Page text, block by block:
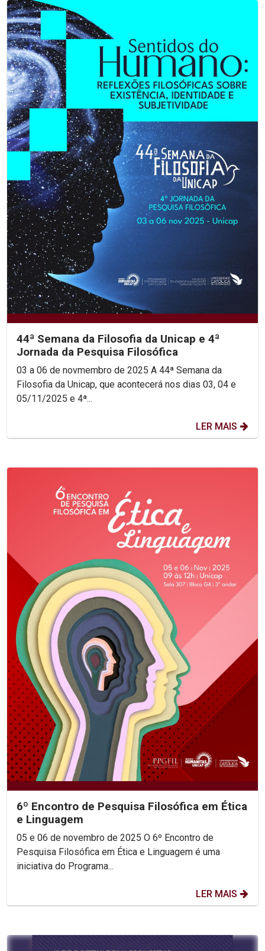
44ª Semana da Filosofia da Unicap e 4ª
Jornada da Pesquisa Filosófica
03 a 06 de novmembro de 2025 A 44ª Semana da
Filosofia da Unicap, que acontecerá nos dias 03, 04 e
05/11/2025 e 4ª...
LER MAIS
6º Encontro de Pesquisa Filosófica em Ética
e Linguagem
05 e 06 de novembro de 2025 O 6º Encontro de
Pesquisa Filosófica em Ética e Linguagem é uma
iniciativa do Programa...
LER MAIS